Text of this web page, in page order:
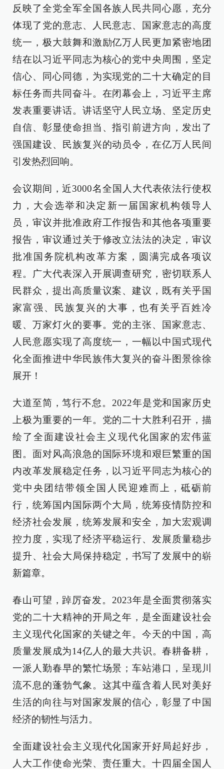
反映了全党全军全国各族人民共同心愿，充分
体现了党的意志、人民意志、国家意志的高度
统一，极大鼓舞和激励亿万人民更加紧密地团
结在以习近平同志为核心的党中央周围，坚定
信心、同心同德，为实现党的二十大确定的目
标任务而共同奋斗。在闭幕会上，习近平主席
发表重要讲话。讲话坚守人民立场、坚定历史
自信、彰显使命担当、指引前进方向，发出了
强国建设、民族复兴的动员令，在亿万人民间
引发热烈回响。
会议期间，近3000名全国人大代表依法行使权
力，大会选举和决定新一届国家机构领导人
员，审议并批准政府工作报告和其他各项重要
报告，审议通过关于修改立法法的决定，审议
批准国务院机构改革方案，圆满完成各项议
程。广大代表深入开展调查研究，密切联系人
民群众，提出高质量议案、建议，既有关乎国
家富强、民族复兴的大事，也有关乎百姓冷
暖、万家灯火的要事。党的主张、国家意志、
人民意愿实现了高度统一，一幅以中国式现代
化全面推进中华民族伟大复兴的奋斗图景徐徐
展开！
大道至简，笃行不怠。2022年是党和国家历史
上极为重要的一年。党的二十大胜利召开，描
绘了全面建设社会主义现代化国家的宏伟蓝
图。面对风高浪急的国际环境和艰巨繁重的国
内改革发展稳定任务，以习近平同志为核心的
党中央团结带领全国人民迎难而上，砥砺前
行，统筹国内国际两个大局，统筹疫情防控和
经济社会发展，统筹发展和安全，加大宏观调
控力度，实现了经济平稳运行、发展质量稳步
提升、社会大局保持稳定，书写了发展中的崭
新篇章。
春山可望，踔厉奋发。2023年是全面贯彻落实
党的二十大精神的开局之年，是全面建设社会
主义现代化国家的关键之年。今天的中国，高
质量发展成为14亿人的最大共识。春耕备耕，
一派人勤春早的繁忙场景；车站港口，呈现川
流不息的蓬勃气象。这其中蕴含着人民对美好
生活的向往与对国家发展的信心，彰显了中国
经济的韧性与活力。
全面建设社会主义现代化国家开好局起好步，
人大工作使命光荣、责任重大。十四届全国人